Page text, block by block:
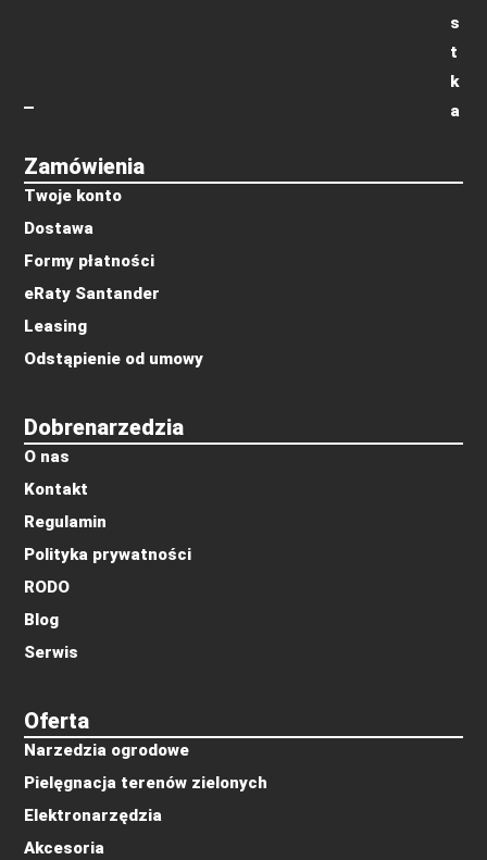
Oferta
Narzedzia ogrodowe
Pielęgnacja terenów zielonych
Elektronarzędzia
Akcesoria
Dobrenarzedzia
O nas
Kontakt
Regulamin
Polityka prywatności
RODO
Blog
Serwis
Zamówienia
Twoje konto
Dostawa
Formy płatności
eRaty Santander
Leasing
Odstąpienie od umowy
s
t
k
a